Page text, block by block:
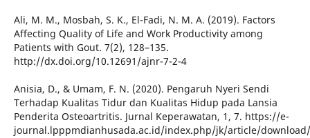
Ali, M. M., Mosbah, S. K., El-Fadi, N. M. A. (2019). Factors
Affecting Quality of Life and Work Productivity among
Patients with Gout. 7(2), 128–135.
http://dx.doi.org/10.12691/ajnr-7-2-4
Anisia, D., & Umam, F. N. (2020). Pengaruh Nyeri Sendi
Terhadap Kualitas Tidur dan Kualitas Hidup pada Lansia
Penderita Osteoartritis. Jurnal Keperawatan, 1, 7. https://e-
journal.lpppmdianhusada.ac.id/index.php/jk/article/